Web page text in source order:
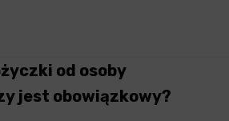
od osoby
jest obowiązkowy?